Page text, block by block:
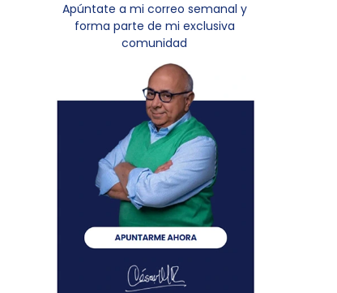
Apúntate a mi correo semanal y
forma parte de mi exclusiva
comunidad